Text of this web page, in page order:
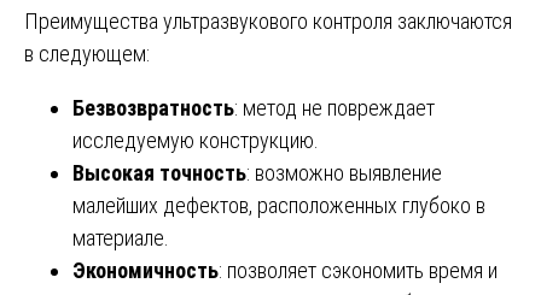
Преимущества ультразвукового контроля заключаются
в следующем:
Безвозвратность: метод не повреждает
исследуемую конструкцию.
Высокая точность: возможно выявление
малейших дефектов, расположенных глубоко в
материале.
Экономичность: позволяет сэкономить время и